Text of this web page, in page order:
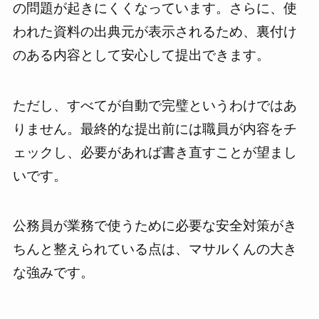
の問題が起きにくくなっています。さらに、使
われた資料の出典元が表示されるため、裏付け
のある内容として安心して提出できます。
ただし、すべてが自動で完璧というわけではあ
りません。最終的な提出前には職員が内容をチ
ェックし、必要があれば書き直すことが望まし
いです。
公務員が業務で使うために必要な安全対策がき
ちんと整えられている点は、マサルくんの大き
な強みです。